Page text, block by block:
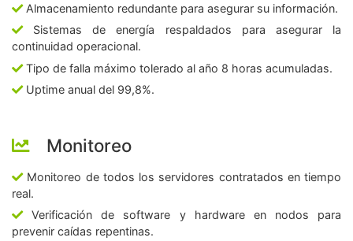
Almacenamiento redundante para asegurar su información.
Sistemas de energía respaldados para asegurar la
continuidad operacional.
Tipo de falla máximo tolerado al año 8 horas acumuladas.
Uptime anual del 99,8%.
Monitoreo
Monitoreo de todos los servidores contratados en tiempo
real.
Verificación de software y hardware en nodos para
prevenir caídas repentinas.